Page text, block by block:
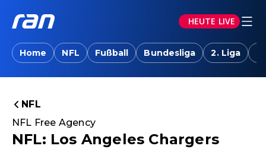
HEUTE LIVE
Home NFL Fußball Bundesliga 2. Liga
NFL
NFL Free Agency
NFL: Los Angeles Chargers